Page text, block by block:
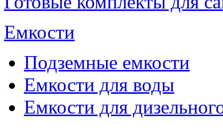
Емкости
Подземные емкости
Емкости для воды
Емкости для